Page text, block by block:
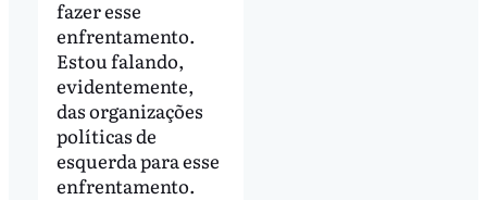
fazer esse
enfrentamento.
Estou falando,
evidentemente,
das organizações
políticas de
esquerda para esse
enfrentamento.